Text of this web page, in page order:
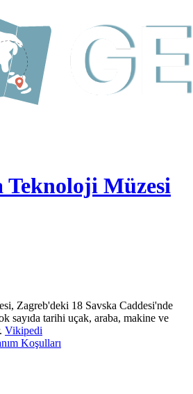
Teknoloji Müzesi
Zagreb'deki 18 Savska Caddesi'nde
sayıda tarihi uçak, araba, makine ve
Vikipedi
Koşulları